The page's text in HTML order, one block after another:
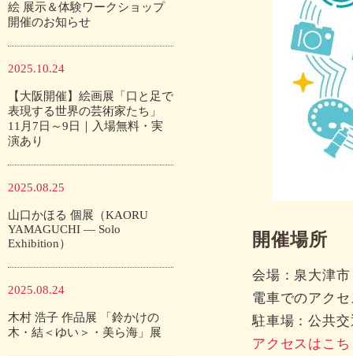
絵 展示＆体験ワークショップ
開催のお知らせ
2025.10.24
【大阪開催】絵画展「口と足で
表現する世界の芸術家たち」
11月7日～9日｜入場無料・実
演あり
2025.08.25
山口かほる 個展（KAORU
YAMAGUCHI — Solo
Exhibition）
2025.08.24
木村 浩子 作品展 「鈴かけの
木・結＜ゆい＞・美ら海」展
開催場所
会場：泉大津
電車でのアク
駐車場：公共
アクセスはこ